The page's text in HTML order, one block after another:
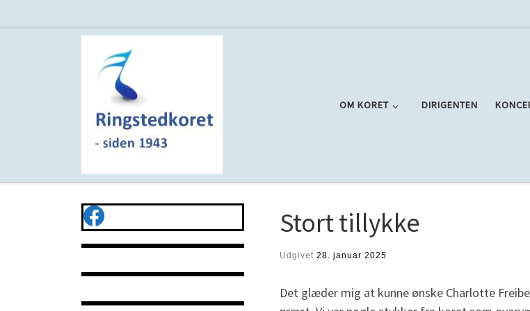
OM KORET DIRIGENTEN
Stort tillykke
Udgivet 28. januar 2025
Det glæder mig at kunne ønske Charlotte